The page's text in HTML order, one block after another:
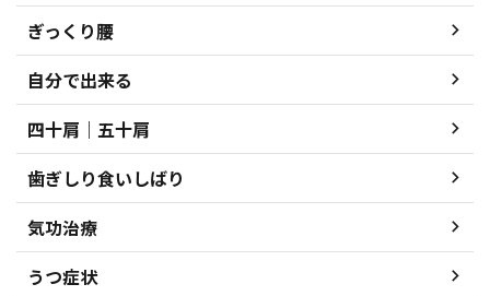
ぎっくり腰
自分で出来る
四十肩｜五十肩
歯ぎしり食いしばり
気功治療
うつ症状